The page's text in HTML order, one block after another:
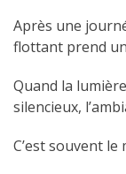
Après une
flottant prend
Quand la
silencieux,
C’est souvent